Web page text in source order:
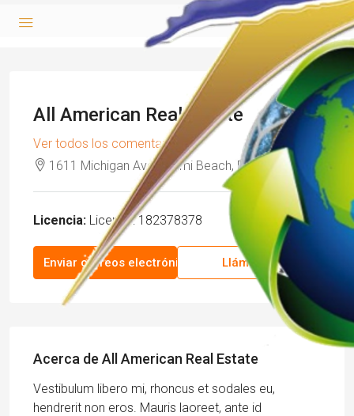
All American Real Estate
Ver todos los comentarios
1611 Michigan Ave, Miami Beach, FL 33139
Licencia: Licence: 182378378
Enviar correos electrónicos Llámenos
Acerca de All American Real Estate
Vestibulum libero mi, rhoncus et sodales eu,
hendrerit non eros. Mauris laoreet, ante id